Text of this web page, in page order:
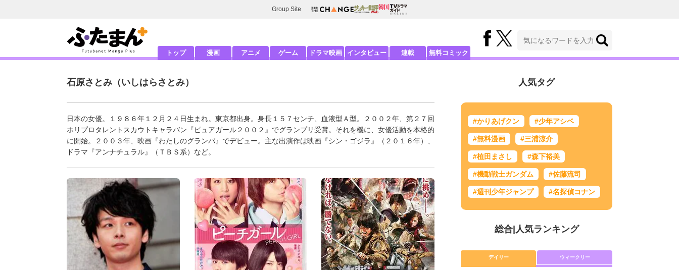
Group Site
トップ 漫画 アニメ ゲーム ドラマ映画 インタビュー 連載 無料コミック
石原さとみ （いしはらさとみ）
日本の女優。１９８６年１２月２４日生まれ。東京都出身。身長１５７センチ、血液型Ａ型。２００２年、第２７回
ホリプロタレントスカウトキャラバン『ピュアガール２００２』でグランプリ受賞。それを機に、女優活動を本格的
に開始。２００３年、映画『わたしのグランパ』でデビュー。主な出演作は映画『シン・ゴジラ』（２０１６年）、
ドラマ『アンナチュラル』（ＴＢＳ系）など。
人気タグ
#かりあげクン #少年アシベ
#無料漫画 #三浦涼介
#植田まさし #森下裕美
#機動戦士ガンダム #佐藤流司
#週刊少年ジャンプ #名探偵コナン
総合| 人気ランキング
デイリー ウィークリー